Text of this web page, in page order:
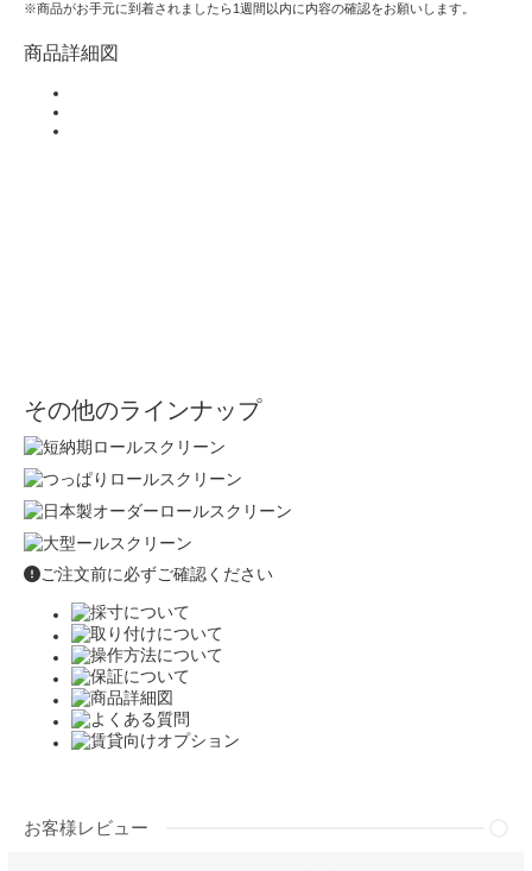
※商品がお手元に到着されましたら1週間以内に内容の確認をお願いします。
商品詳細図
その他のラインナップ
ご注文前に必ずご確認ください
お客様レビュー